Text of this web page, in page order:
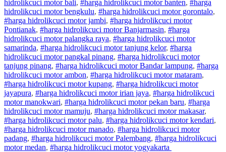
hidrolikcuci motorbali, #harga hidrolikcuci motorbanten, #harga
hidrolikcuci motorbengkulu, #harga hidrolikcuci motorgorontalo,
#harga hidrolikcuci motorjambi, #harga hidrolikcuci motor
Pontianak, #harga hidrolikcuci motorBanjarmasin, #harga
hidrolikcuci motorpalangka raya, #harga hidrolikcuci motor
samarinda, #harga hidrolikcuci motortanjung kelor, #harga
hidrolikcuci motorpangkal pinang, #harga hidrolikcuci motor
tanjung pinang, #harga hidrolikcuci motorBandar lampung, #harga
hidrolikcuci motorambon, #harga hidrolikcuci motormataram,
#harga hidrolikcuci motorkupang, #harga hidrolikcuci motor
jayapura, #harga hidrolikcuci motoririan jaya, #harga hidrolikcuci
motormanokwari, #harga hidrolikcuci motorpekan baru, #harga
hidrolikcuci motormamuju, #harga hidrolikcuci motormakasar,
#harga hidrolikcuci motorpalu, #harga hidrolikcuci motorkendari,
#harga hidrolikcuci motormanado, #harga hidrolikcuci motor
padang, #harga hidrolikcuci motorPalembang, #harga hidrolikcuci
motormedan, #harga hidrolikcuci motoryogyakarta